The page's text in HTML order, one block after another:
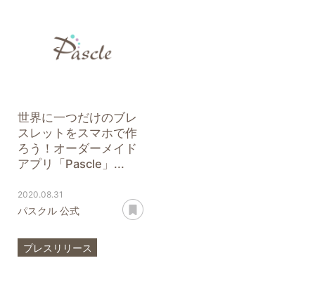
世界に一つだけのブレ
スレットをスマホで作
ろう！オーダーメイド
アプリ「Pascle」...
2020.08.31
パスクル 公式
プレスリリース